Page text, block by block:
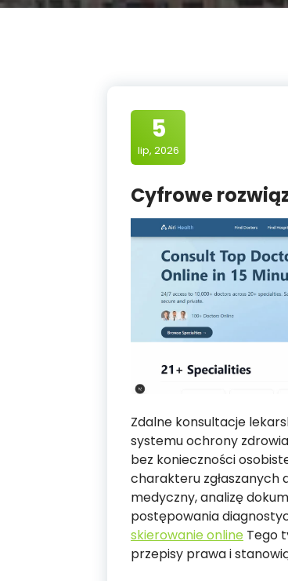
5
lip, 2026
Cyfrowe
Zdalne konsultacje
systemu ochrony
bez konieczności
charakteru zgłaszanych
medyczny, analizę
postępowania
skierowanie online Tego
przepisy prawa i